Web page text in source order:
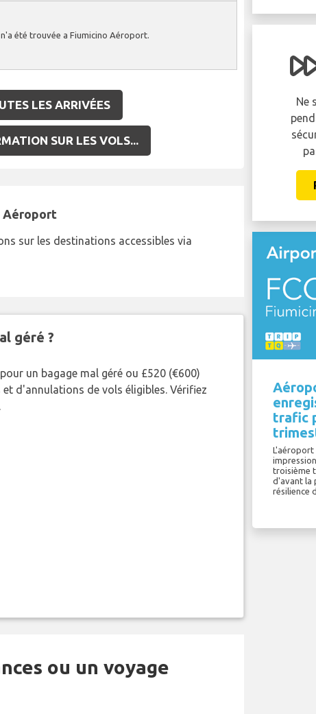
été trouvée a Fiumicino Aéroport.
LES ARRIVÉES
SUR LES VOLS...
Aéroport
sur les destinations accessibles via
géré ?
un bagage mal géré ou £520 (€600)
d'annulations de vols éligibles. Vérifiez
ou un voyage
retardé ou annulé ?
Vous pouvez être éligible pour recevoir
jusqu'à 600 EUR de compensation par
personne dans votre groupe..
Ne
trafic
L'aéroport
troisième
d'avant la
résilience